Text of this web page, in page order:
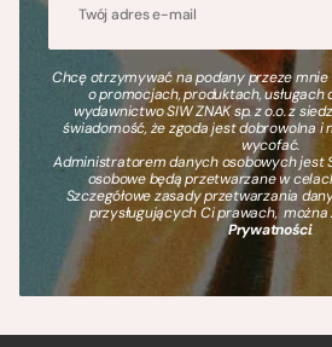
Chcę otrzymywać na podany przeze
o promocjach, produktach,
wydawnictwo SIW ZNAK sp. z o.o. z
świadomość, że zgoda jest dobrowolna i
wycofać.
Administratorem danych osobowych jest
osobowe będą przetwarzane w
Szczegółowe zasady przetwarzania
przysługujących Ci prawach, można
Prywatności.